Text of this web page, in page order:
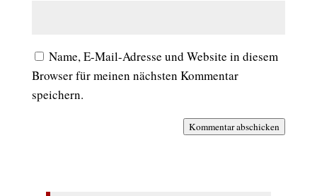
Name, E-Mail-Adresse und Website in diesem
Browser für meinen nächsten Kommentar
speichern.
Kommentar abschicken